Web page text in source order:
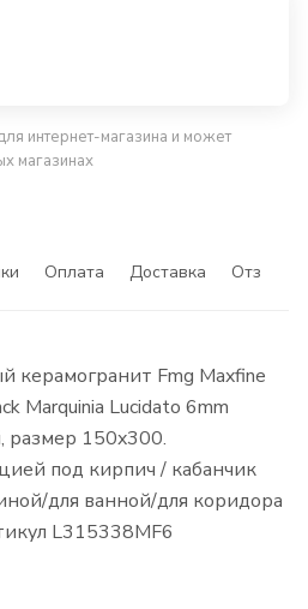
интернет-магазина и может
магазинах
Оплата Доставка Отзывы
керамогранит Fmg Maxfine
Marquinia Lucidato 6mm
размер 150x300.
под кирпич / кабанчик
для ванной/для коридора
L315338MF6